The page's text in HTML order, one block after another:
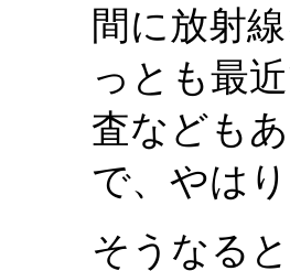
間に放射
っとも最
査なども
で、やは
そうなる